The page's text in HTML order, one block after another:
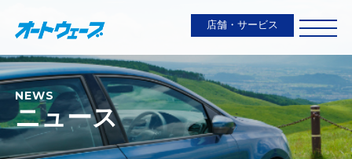
店舗・サービス
NEWS
ニュース